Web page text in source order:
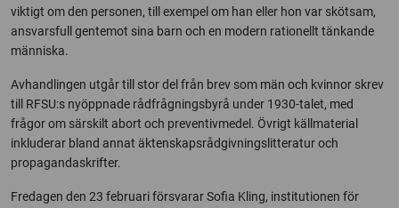
viktigt om den personen, till exempel om han eller hon var skötsam,
ansvarsfull gentemot sina barn och en modern rationellt tänkande
människa.
Avhandlingen utgår till stor del från brev som män och kvinnor skrev
till RFSU:s nyöppnade rådfrågningsbyrå under 1930-talet, med
frågor om särskilt abort och preventivmedel. Övrigt källmaterial
inkluderar bland annat äktenskapsrådgivningslitteratur och
propagandaskrifter.
Fredagen den 23 februari försvarar Sofia Kling, institutionen för